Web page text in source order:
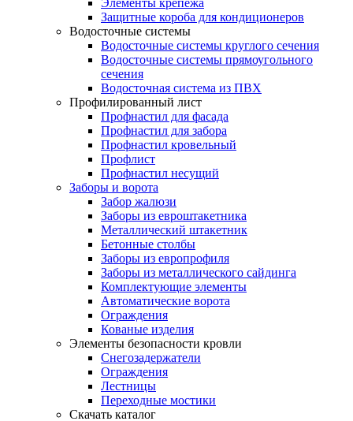
Элементы крепежа
Защитные короба для кондиционеров
Водосточные системы
Водосточные системы круглого сечения
Водосточные системы прямоугольного
сечения
Водосточная система из ПВХ
Профилированный лист
Профнастил для фасада
Профнастил для забора
Профнастил кровельный
Профлист
Профнастил несущий
Заборы и ворота
Забор жалюзи
Заборы из евроштакетника
Металлический штакетник
Бетонные столбы
Заборы из европрофиля
Заборы из металлического сайдинга
Комплектующие элементы
Автоматические ворота
Ограждения
Кованые изделия
Элементы безопасности кровли
Снегозадержатели
Ограждения
Лестницы
Переходные мостики
Скачать каталог